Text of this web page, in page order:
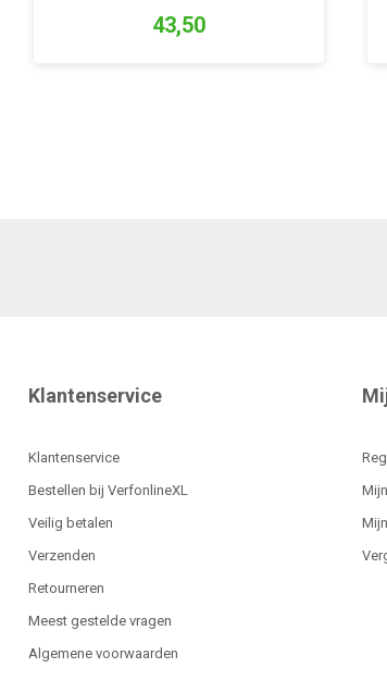
43,50
Klantenservice
Klantenservice
Bestellen bij VerfonlineXL
Veilig betalen
Verzenden
Retourneren
Meest gestelde vragen
Algemene voorwaarden